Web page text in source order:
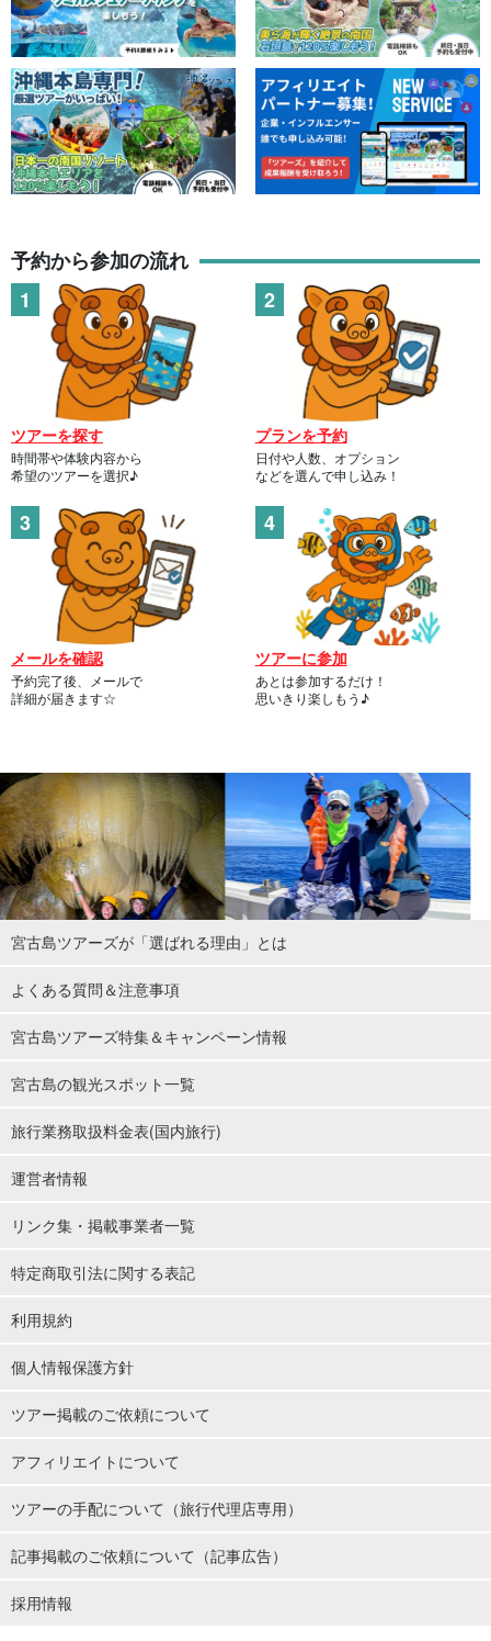
予約から参加の流れ
ツアーを探す
時間帯や体験内容から
希望のツアーを選択♪
プランを予約
日付や人数、オプション
などを選んで申し込み！
メールを確認
予約完了後、メールで
詳細が届きます☆
ツアーに参加
あとは参加するだけ！
思いきり楽しもう♪
宮古島ツアーズが「選ばれる理由」とは
よくある質問＆注意事項
宮古島ツアーズ特集＆キャンペーン情報
宮古島の観光スポット一覧
旅行業務取扱料金表(国内旅行)
運営者情報
リンク集・掲載事業者一覧
特定商取引法に関する表記
利用規約
個人情報保護方針
ツアー掲載のご依頼について
アフィリエイトについて
ツアーの手配について（旅行代理店専用）
記事掲載のご依頼について（記事広告）
採用情報